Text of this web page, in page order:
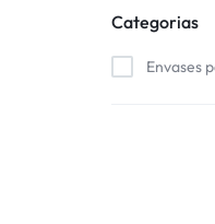
Categorias
Envases